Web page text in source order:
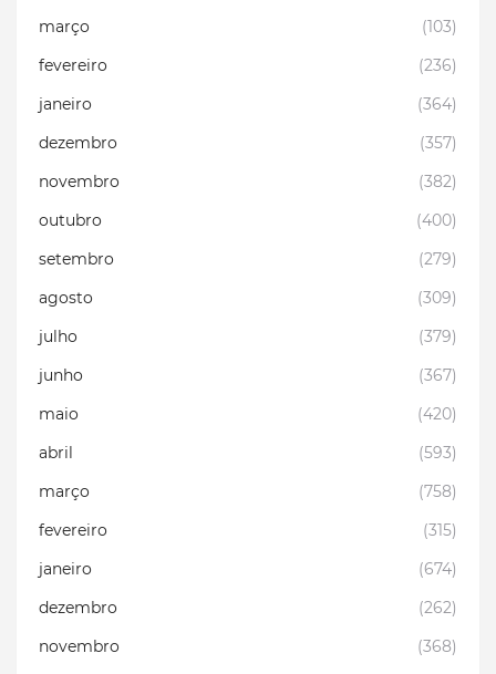
março
(103)
fevereiro
(236)
janeiro
(364)
dezembro
(357)
novembro
(382)
outubro
(400)
setembro
(279)
agosto
(309)
julho
(379)
junho
(367)
maio
(420)
abril
(593)
março
(758)
fevereiro
(315)
janeiro
(674)
dezembro
(262)
novembro
(368)